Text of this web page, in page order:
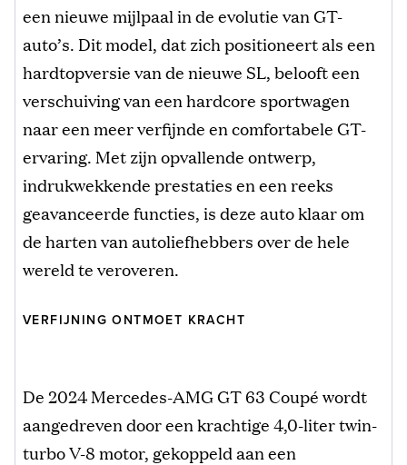
een nieuwe mijlpaal in de evolutie van GT-
auto’s. Dit model, dat zich positioneert als een
hardtopversie van de nieuwe SL, belooft een
verschuiving van een hardcore sportwagen
naar een meer verfijnde en comfortabele GT-
ervaring. Met zijn opvallende ontwerp,
indrukwekkende prestaties en een reeks
geavanceerde functies, is deze auto klaar om
de harten van autoliefhebbers over de hele
wereld te veroveren.
VERFIJNING ONTMOET KRACHT
De 2024 Mercedes-AMG GT 63 Coupé wordt
aangedreven door een krachtige 4,0-liter twin-
turbo V-8 motor, gekoppeld aan een